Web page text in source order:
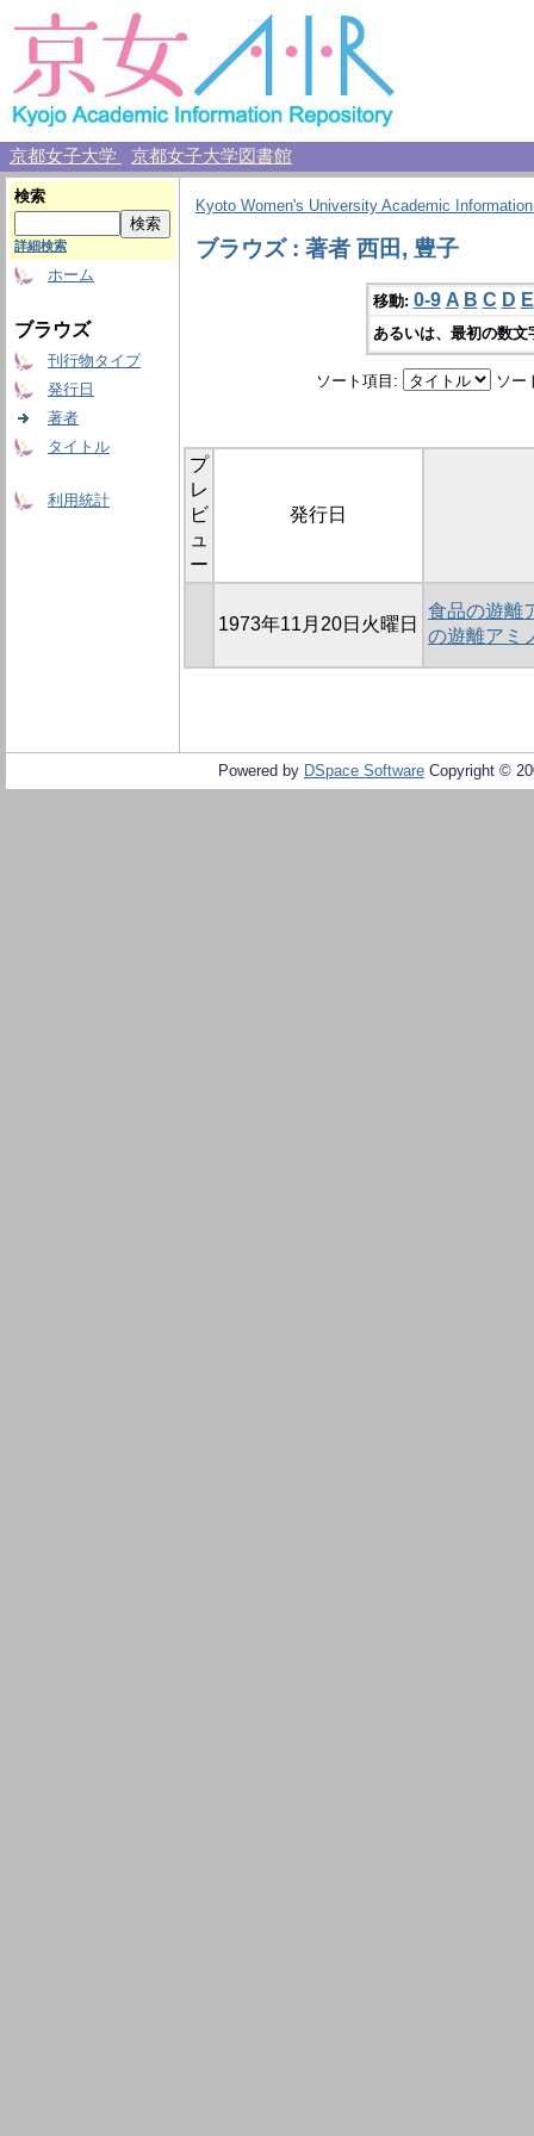
京都女子大学 京都女子大学図書館
検索
詳細検索
ホーム
ブラウズ
刊行物タイプ
発行日
著者
タイトル
利用統計
Kyoto Women's University Academic
ブラウズ : 著者 西田, 豊子
移動: 0-9 A B C D E
あるいは、最初の数
ソート項目: ソー
プ
レ
ビ
ュ
ー
発行日
1973年11月20日火曜日
食品の遊離
の遊離アミ
Powered by DSpace Software Copyright ©